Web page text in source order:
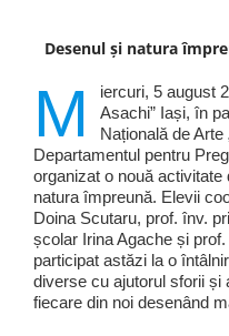
Desenul și natura
M
iercuri, 5 august
Asachi” Iași, în
Națională de Arte
Departamentul pentru
organizat o nouă
natura împreună. Elevii
Doina Scutaru, prof. înv.
școlar Irina Agache și
participat astăzi la o
diverse cu ajutorul sforii
fiecare din noi desenând